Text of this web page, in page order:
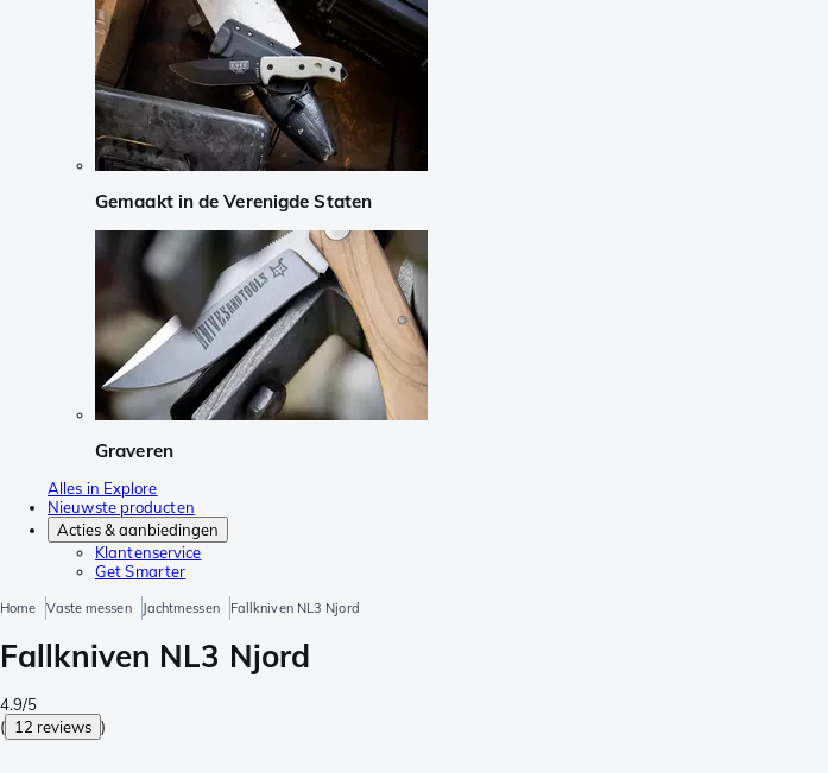
Gemaakt in de Verenigde Staten
Graveren
Alles in Explore
Nieuwste producten
Acties & aanbiedingen
Klantenservice
Get Smarter
Home Vaste messen Jachtmessen Fallkniven NL3 Njord
Fallkniven NL3 Njord
4.9/5
( 12 reviews )